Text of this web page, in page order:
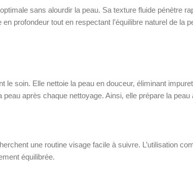
sans alourdir la peau. Sa texture fluide pénètre
profondeur tout en respectant l’équilibre naturel de la
soin. Elle nettoie la peau en douceur, éliminant
après chaque nettoyage. Ainsi, elle prépare la
une routine visage facile à suivre. L’utilisation
équilibrée.